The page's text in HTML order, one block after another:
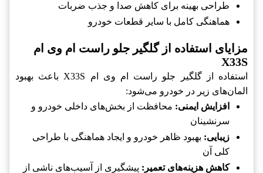
طراحی بهینه برای کاهش صدا و جذب ضربات
هماهنگی کامل با سایر قطعات خودرو
مزایای استفاده از گلگیر جلو راست ام وی ام
X33S
استفاده از گلگیر جلو راست ام وی ام X33S باعث بهبود
المان‌های زیر در خودرو می‌شود:
افزایش ایمنی: محافظت از بخش‌های داخلی خودرو و
سرنشینان
زیبایی: بهبود ظاهر خودرو و ایجاد هماهنگی با طراحی
کلی آن
کاهش هزینه‌های تعمیر: پیشگیری از آسیب‌های ناشی از